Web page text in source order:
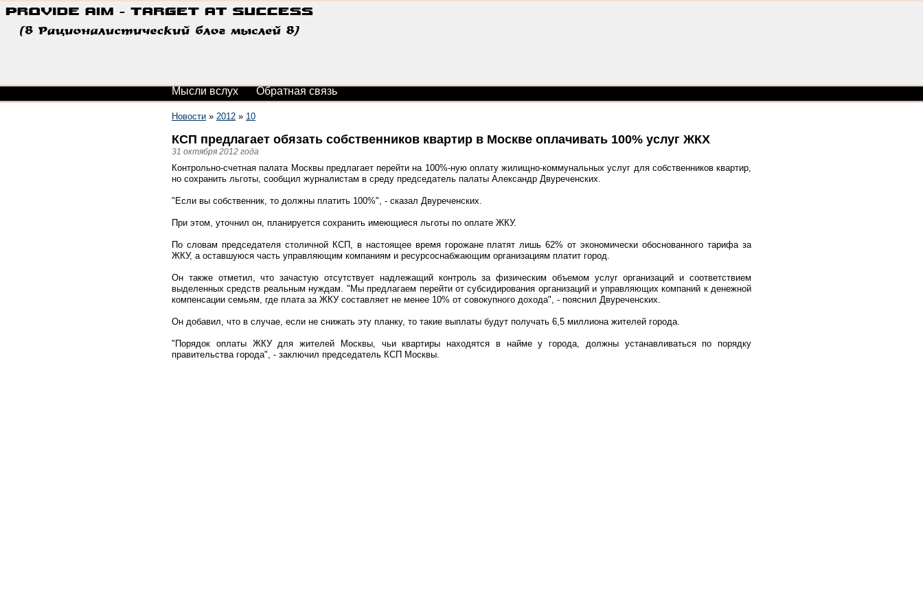
Мысли вслух Обратная связь
Новости » 2012 » 10
КСП предлагает обязать собственников квартир в Москве оплачивать 100% услуг ЖКХ
31 октября 2012 года
Контрольно-счетная палата Москвы предлагает перейти на 100%-ную оплату жилищно-коммунальных услуг для собственников квартир,
но сохранить льготы, сообщил журналистам в среду председатель палаты Александр Двуреченских.
"Если вы собственник, то должны платить 100%", - сказал Двуреченских.
При этом, уточнил он, планируется сохранить имеющиеся льготы по оплате ЖКУ.
По словам председателя столичной КСП, в настоящее время горожане платят лишь 62% от экономически обоснованного тарифа за
ЖКУ, а оставшуюся часть управляющим компаниям и ресурсоснабжающим организациям платит город.
Он также отметил, что зачастую отсутствует надлежащий контроль за физическим объемом услуг организаций и соответствием
выделенных средств реальным нуждам. "Мы предлагаем перейти от субсидирования организаций и управляющих компаний к денежной
компенсации семьям, где плата за ЖКУ составляет не менее 10% от совокупного дохода", - пояснил Двуреченских.
Он добавил, что в случае, если не снижать эту планку, то такие выплаты будут получать 6,5 миллиона жителей города.
"Порядок оплаты ЖКУ для жителей Москвы, чьи квартиры находятся в найме у города, должны устанавливаться по порядку
правительства города", - заключил председатель КСП Москвы.